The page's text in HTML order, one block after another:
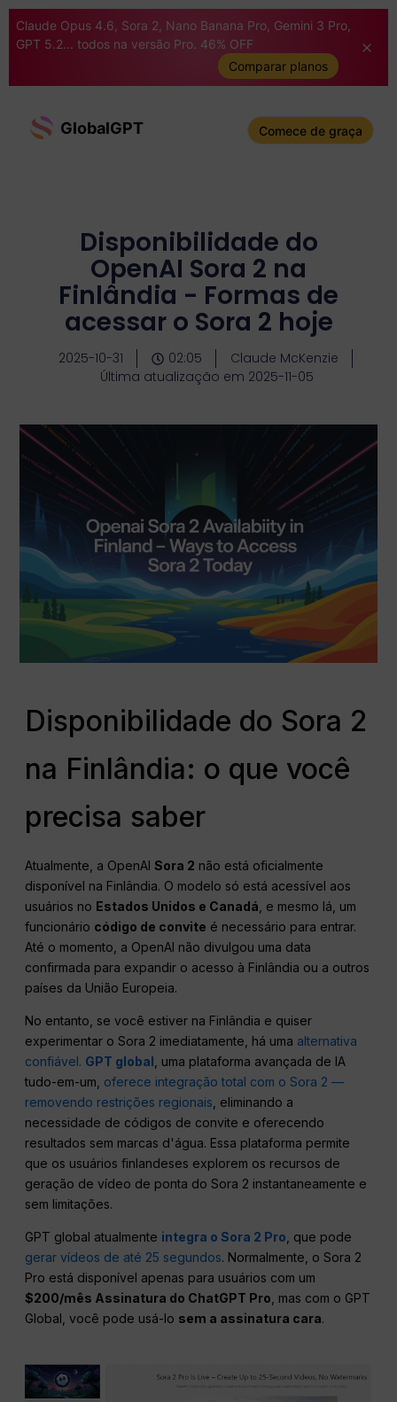
Claude Opus 4.6, Sora 2, Nano Banana Pro, Gemini 3 Pro,
GPT 5.2... todos na versão Pro. 46% OFF
Comparar planos
GlobalGPT Comece de graça
Disponibilidade do
OpenAI Sora 2 na
Finlândia - Formas de
acessar o Sora 2 hoje
2025-10-31 02:05
Claude McKenzie
Última atualização em 2025-11-05
Disponibilidade do Sora 2
na Finlândia: o que você
precisa saber
Atualmente, a OpenAISora 2 não está oficialmente
disponível na Finlândia. O modelo só está acessível aos
usuários no Estados Unidos e Canadá , e mesmo lá, um
funcionário código de convite é necessário para entrar.
Até o momento, a OpenAI não divulgou uma data
confirmada para expandir o acesso à Finlândia ou a outros
países da União Europeia.
No entanto, se você estiver na Finlândia e quiser
experimentar o Sora 2 imediatamente, há uma alternativa
confiável. GPT global , uma plataforma avançada de IA
tudo-em-um, oferece integração total com o Sora 2 —
removendo restrições regionais , eliminando a
necessidade de códigos de convite e oferecendo
resultados sem marcas d'água. Essa plataforma permite
que os usuários finlandeses explorem os recursos de
geração de vídeo de ponta do Sora 2 instantaneamente e
sem limitações.
GPT global atualmente integra o Sora 2 Pro, que pode
gerar vídeos de até 25 segundos. Normalmente, o Sora 2
Pro está disponível apenas para usuários com um
$200/mês Assinatura do ChatGPT Pro, mas com o GPT
Global, você pode usá-lo sem a assinatura cara.